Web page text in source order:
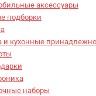
аксессуары
подборки
и кухонные
наборы